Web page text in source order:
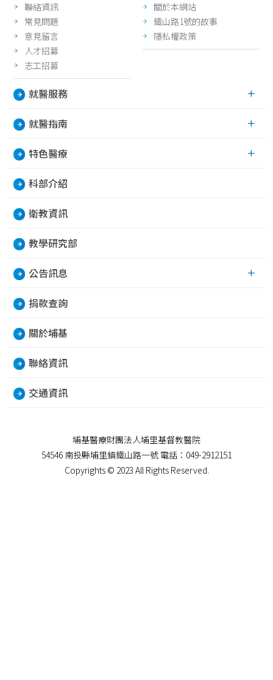
聯絡資訊
常見問題
意見留言
人才招募
志工招募
關於本網站
鐵山路1號的故事
隱私權政策
就醫服務
就醫指南
特色醫療
科部介紹
衛教資訊
教學研究部
公告訊息
捐款查詢
關於埔基
聯絡資訊
交通資訊
埔基醫療財團法人埔里基督教醫院
54546 南投縣埔里鎮鐵山路一號 電話：049-2912151
Copyrights © 2023 All Rights Reserved.